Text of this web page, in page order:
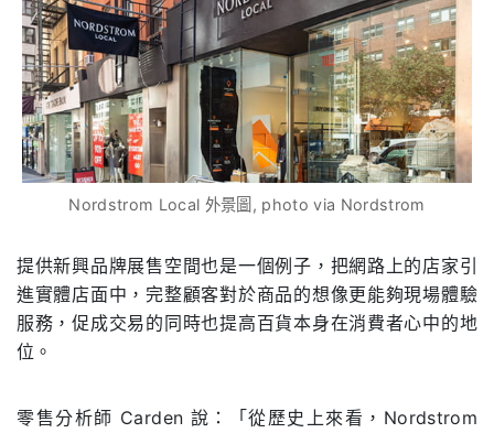
Nordstrom Local 外景圖, photo via Nordstrom
提供新興品牌展售空間也是一個例子，把網路上的店家引
進實體店面中，完整顧客對於商品的想像更能夠現場體驗
服務，促成交易的同時也提高百貨本身在消費者心中的地
位。
零售分析師 Carden 說：「從歷史上來看， Nordstrom